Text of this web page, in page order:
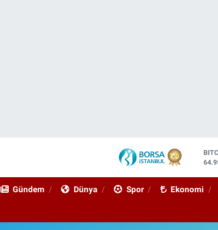
Gündem Dünya Spor Ekonomi